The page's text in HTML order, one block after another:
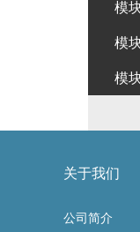
模
模
模
关于我们
公司简介